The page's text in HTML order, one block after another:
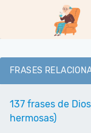
FRASES
137 frases de
hermosas)